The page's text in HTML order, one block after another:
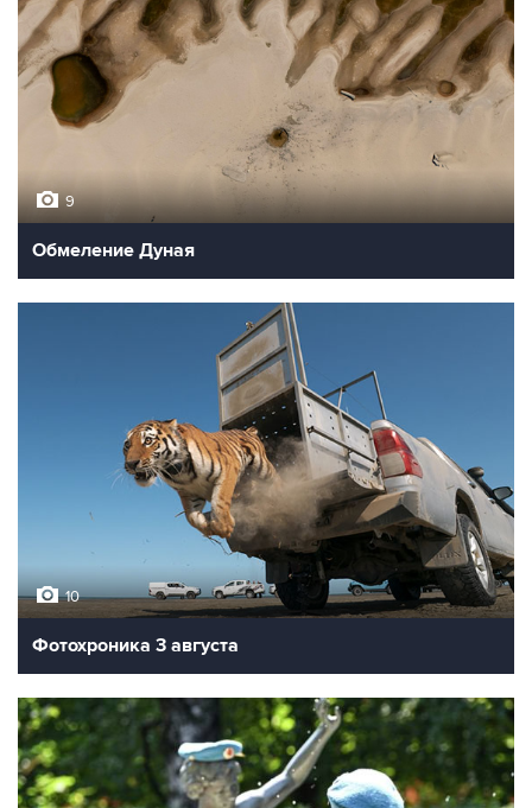
9
Обмеление Дуная
10
Фотохроника 3 августа